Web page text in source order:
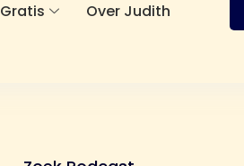
Gratis Over Judith